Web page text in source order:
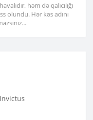
həm də qalıcılığı
olundu. Hər kəs adını